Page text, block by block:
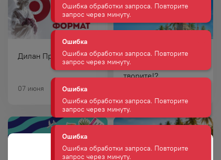
Дилан Профи!
07 июня
Июньский каталог
скидок! Дилан, вы что
творите!?
Ошибка
Ошибка обработки запроса. Повторите
запрос через минуту.
Ошибка
Ошибка обработки запроса. Повторите
запрос через минуту.
Ошибка
Ошибка обработки запроса. Повторите
запрос через минуту.
Ошибка